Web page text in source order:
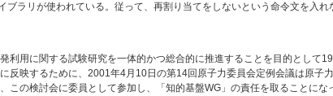
ブラリが使われている。従って、再割り当てをしないという命令文を入
利用に関する試験研究を一体的かつ総合的に推進することを目的として
反映するために、2001年4月10日の第14回原子力委員会定例会議は原子
この検討会に委員として参加し、「知的基盤WG」の責任を取ることにな